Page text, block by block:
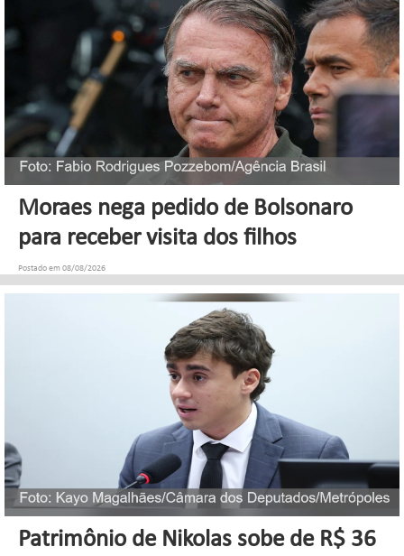
Moraes nega pedido de Bolsonaro
para receber visita dos filhos
Postado em 08/08/2026
Patrimônio de Nikolas sobe de R$ 36